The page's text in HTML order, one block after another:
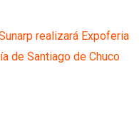
realizará Expoferia
de Santiago de Chuco